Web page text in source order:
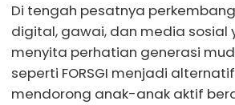
Di tengah pesatnya
digital, gawai, dan media sosial
menyita perhatian generasi
seperti FORSGI menjadi
mendorong anak-anak aktif